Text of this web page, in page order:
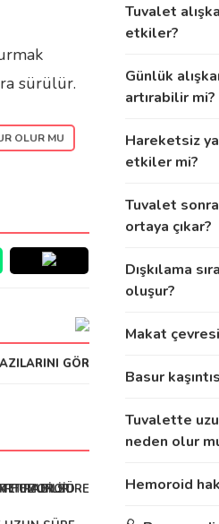
sürülür.
OLUR MU
GÖR
Tuvalet
etkiler?
Günlük
artırabilir mi?
Hareketsiz
etkiler mi?
Tuvalet
ortaya çıkar?
Dışkılama
oluşur?
Makat
Basur
Tuvalette
neden olur
Hemoroid